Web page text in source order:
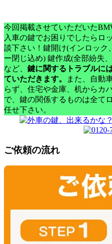
今回掲載させていただいた
入車の鍵でお困りでしたらロ
談下さい！ 鍵開け(インロック
ー閉じ込め) 鍵作成(全部紛失
など、 鍵に関するトラブルに
ていただきます。
また、自動
らず、住宅や金庫、机からカ
で、鍵の関係するものは全て
任せ下さい。
ご依頼の流れ